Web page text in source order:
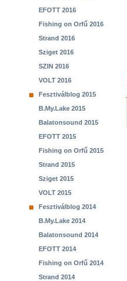
EFOTT 2016
Fishing on Orfű 2016
Strand 2016
Sziget 2016
SZIN 2016
VOLT 2016
Fesztiválblog 2015
B.My.Lake 2015
Balatonsound 2015
EFOTT 2015
Fishing on Orfű 2015
Strand 2015
Sziget 2015
VOLT 2015
Fesztiválblog 2014
B.My.Lake 2014
Balatonsound 2014
EFOTT 2014
Fishing on Orfű 2014
Strand 2014